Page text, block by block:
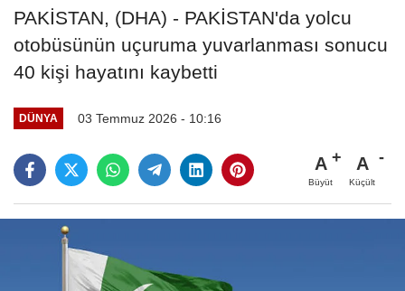
PAKİSTAN, (DHA) - PAKİSTAN'da yolcu
otobüsünün uçuruma yuvarlanması sonucu
40 kişi hayatını kaybetti
DÜNYA 03 Temmuz 2026 - 10:16
A
Büyüt
A
Küçült